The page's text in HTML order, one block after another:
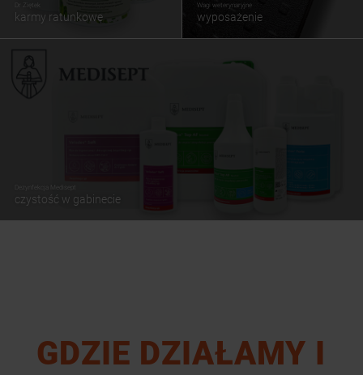
Dezynfekcja Medisept
czystość w gabinecie
Dr Ziętek
karmy ratunkowe
Wagi weterynaryjne
wyposażenie
GDZIE DZIAŁAMY I